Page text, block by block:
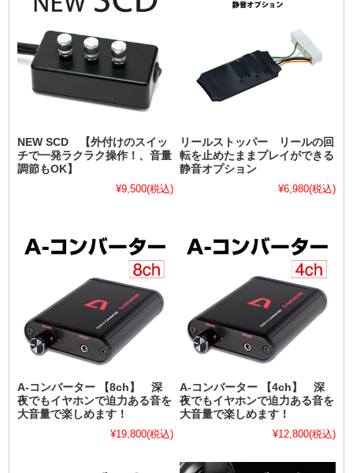
NEW SCD 【外付けのスイッ
チで一発ラクラク操作！、音量
調節もOK】
¥9,500(税込)
リールストッパー リールの回
転を止めたままプレイができる
静音オプション
¥6,980(税込)
A-コンバーター 【8ch】 深
夜でもイヤホンで迫力ある音を
大音量で楽しめます！
¥19,800(税込)
A-コンバーター 【4ch】 深
夜でもイヤホンで迫力ある音を
大音量で楽しめます！
¥12,800(税込)